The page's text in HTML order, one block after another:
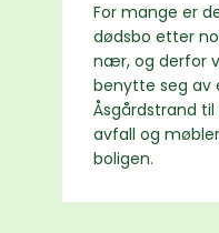
For mange er
dødsbo etter
nær, og derfor
benytte seg av
Åsgårdstrand
avfall og
boligen.